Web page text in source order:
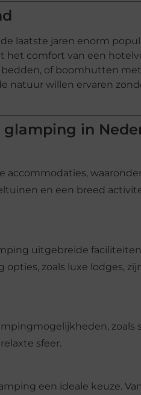
laatste jaren enorm
comfort van een
of boomhutten
natuur willen ervaren
glamping in
accommodaties,
en een breed
uitgebreide faciliteiten
zoals luxe lodges,
zoals
sfeer.
een ideale keuze.